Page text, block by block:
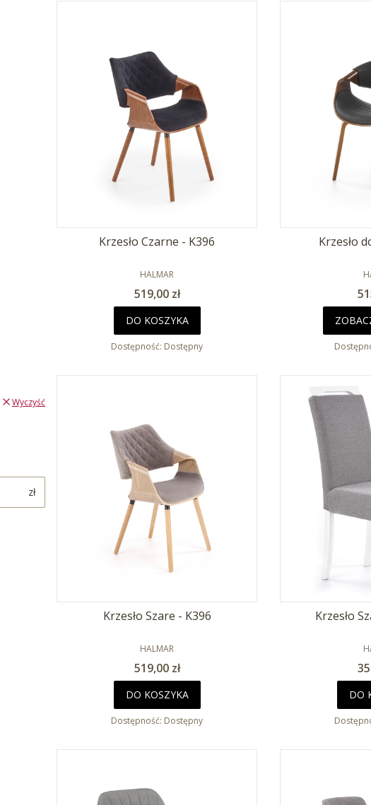
Wyczyść
zł
Krzesło Czarne - K396
PRODUCENT
HALMAR
Cena
519,00 zł
DO KOSZYKA
Dostępność: Dostępny
Krzesło
Krzesło Szare - K396
PRODUCENT
HALMAR
Cena
519,00 zł
DO KOSZYKA
Dostępność: Dostępny
Krzesło
DO